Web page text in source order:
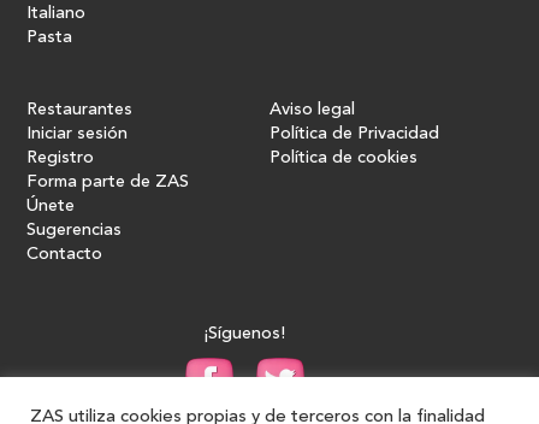
Italiano
Pasta
Restaurantes
Iniciar sesión
Registro
Forma parte de ZAS
Únete
Sugerencias
Contacto
Aviso legal
Política de Privacidad
Política de cookies
¡Síguenos!
ZAS utiliza cookies propias y de terceros con la finalidad